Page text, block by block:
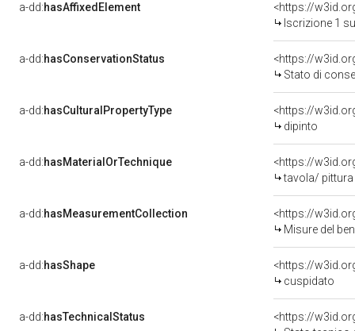
a-dd:hasAffixedElement
<https://
Iscrizione 1
a-dd:hasConservationStatus
<https://
Stato di
a-dd:hasCulturalPropertyType
<https://
dipinto
a-dd:hasMaterialOrTechnique
<https://
tavola/
a-dd:hasMeasurementCollection
<https://
Misure del
a-dd:hasShape
<https://
cuspidato
a-dd:hasTechnicalStatus
<https://